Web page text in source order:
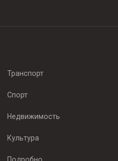
Транспорт
Спорт
Недвижимость
Культура